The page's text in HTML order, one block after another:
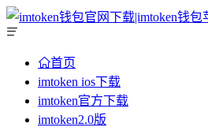
首页
imtoken ios下载
imtoken官方下载
imtoken2.0版